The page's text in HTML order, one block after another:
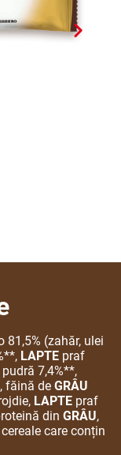
81,5% (zahăr, ulei
LAPTEpraf
7,4%**,
făină de GRÂU
LAPTE praf
din GRÂU,
care conțin